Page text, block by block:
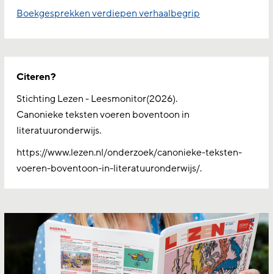
Boekgesprekken verdiepen verhaalbegrip
Citeren?
Stichting Lezen - Leesmonitor(2026).
Canonieke teksten voeren boventoon in
literatuuronderwijs.
https://www.lezen.nl/onderzoek/canonieke-teksten-
voeren-boventoon-in-literatuuronderwijs/.